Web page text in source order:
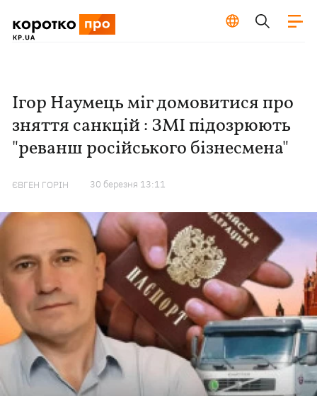
Ігор Наумець міг домовитися про
зняття санкцій : ЗМІ підозрюють
"реванш російського бізнесмена"
ЄВГЕН ГОРІН 30 березня 13:11